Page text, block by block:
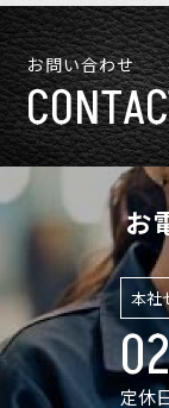
お問い合わせ
お
本社
定休